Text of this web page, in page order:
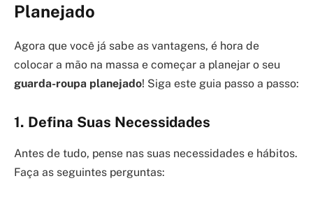
Planejado
Agora que você já sabe as vantagens, é hora de
colocar a mão na massa e começar a planejar o seu
guarda-roupa planejado! Siga este guia passo a passo:
1. Defina Suas Necessidades
Antes de tudo, pense nas suas necessidades e hábitos.
Faça as seguintes perguntas: